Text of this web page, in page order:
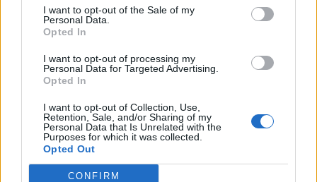
I want to opt-out of the Sale of my
Personal Data.
Opted In
I want to opt-out of processing my
Personal Data for Targeted Advertising.
Opted In
I want to opt-out of Collection, Use,
Retention, Sale, and/or Sharing of my
Personal Data that Is Unrelated with the
Purposes for which it was collected.
Opted Out
CONFIRM
potevano essere salvati, il libro-
denuncia del ricercatore
"DOCUMENTO INACCURATO"
"Toglietelo subito, è
un'emergenza". L'Oms nei guai
per la mail sul report Covid e le
pressioni dalla Cina
11/05/2021